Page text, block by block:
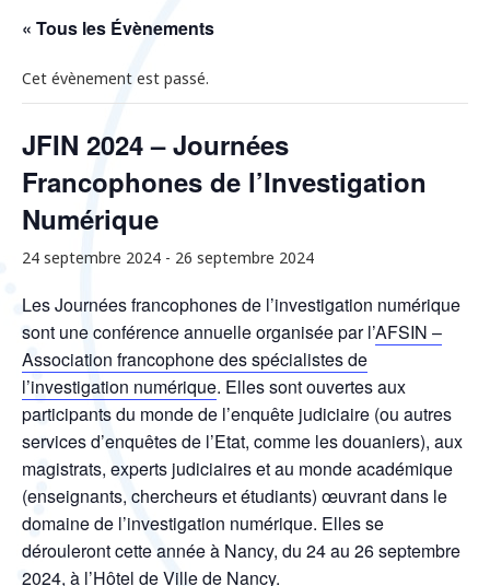
« Tous les Évènements
Cet évènement est passé.
JFIN 2024 – Journées
Francophones de l’Investigation
Numérique
24 septembre 2024 - 26 septembre 2024
Les Journées francophones de l’investigation numérique
sont une conférence annuelle organisée par l’AFSIN –
Association francophone des spécialistes de
l’investigation numérique. Elles sont ouvertes aux
participants du monde de l’enquête judiciaire (ou autres
services d’enquêtes de l’Etat, comme les douaniers), aux
magistrats, experts judiciaires et au monde académique
(enseignants, chercheurs et étudiants) œuvrant dans le
domaine de l’investigation numérique. Elles se
dérouleront cette année à Nancy, du 24 au 26 septembre
2024, à l’Hôtel de Ville de Nancy.